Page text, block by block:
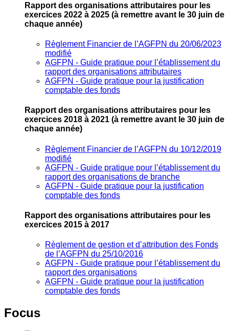
Rapport des organisations attributaires pour les
exercices 2022 à 2025 (à remettre avant le 30 juin de
chaque année)
Règlement Financier de l’AGFPN du 20/06/2023
modifié
AGFPN ‐ Guide pratique pour l’établissement du
rapport des organisations attributaires
AGFPN ‐ Guide pratique pour la justification
comptable des fonds
Rapport des organisations attributaires pour les
exercices 2018 à 2021 (à remettre avant le 30 juin de
chaque année)
Règlement Financier de l’AGFPN du 10/12/2019
modifié
AGFPN ‐ Guide pratique pour l’établissement du
rapport des organisations de branche
AGFPN ‐ Guide pratique pour la justification
comptable des fonds
Rapport des organisations attributaires pour les
exercices 2015 à 2017
Règlement de gestion et d’attribution des Fonds
de l’AGFPN du 25/10/2016
AGFPN ‐ Guide pratique pour l’établissement du
rapport des organisations
AGFPN ‐ Guide pratique pour la justification
comptable des fonds
Focus